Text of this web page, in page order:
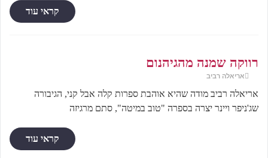
קראי עוד
רווקה שמנה מהגיהנום
אריאלה רביב
אריאלה רביב מודה שהיא אוהבת ספרות קלה אבל קני, הגיבורה
שג'ניפר ויינר יצרה בספרה "טוב במיטה", סתם מרגיזה
קראי עוד